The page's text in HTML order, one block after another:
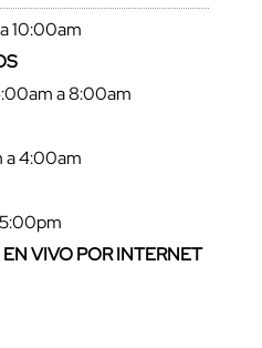
10:00am
a 8:00am
a 4:00am
VIVO POR INTERNET